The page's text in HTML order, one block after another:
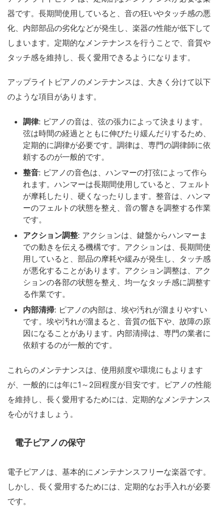
器です。長期間使用していると、音の狂いやタッチ感の悪
化、内部部品の劣化などが発生し、楽器の性能が低下して
しまいます。定期的なメンテナンスを行うことで、音質や
タッチ感を維持し、長く愛用できるようになります。
アップライトピアノのメンテナンスは、大きく分けて以下
のような項目があります。
調律: ピアノの音は、弦の張力によって決まります。
弦は時間の経過とともに伸びたり緩んだりするため、
定期的に調律が必要です。調律は、専門の調律師に依
頼するのが一般的です。
整音: ピアノの音色は、ハンマーの打弦によって作ら
れます。ハンマーは長期間使用していると、フェルト
が摩耗したり、硬くなったりします。整音は、ハンマ
ーのフェルトの状態を整え、音の響きを調整する作業
です。
アクション調整: アクションは、鍵盤からハンマーま
での動きを伝える機構です。アクションは、長期間使
用していると、部品の摩耗や緩みが発生し、タッチ感
が悪化することがあります。アクション調整は、アク
ションの各部の状態を整え、均一なタッチ感に調整す
る作業です。
内部清掃: ピアノの内部は、埃や汚れが溜まりやすい
です。埃や汚れが溜まると、音質の低下や、故障の原
因になることがあります。内部清掃は、専門の業者に
依頼するのが一般的です。
これらのメンテナンスは、使用頻度や環境にもよります
が、一般的には年に1～2回程度が目安です。ピアノの性能
を維持し、長く愛用するためには、定期的なメンテナンス
を心がけましょう。
電子ピアノの保守
電子ピアノは、基本的にメンテナンスフリーな楽器です。
しかし、長く愛用するためには、定期的なお手入れが必要
です。